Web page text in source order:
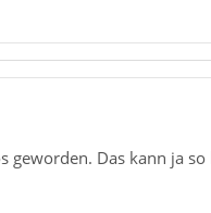
Das kann ja